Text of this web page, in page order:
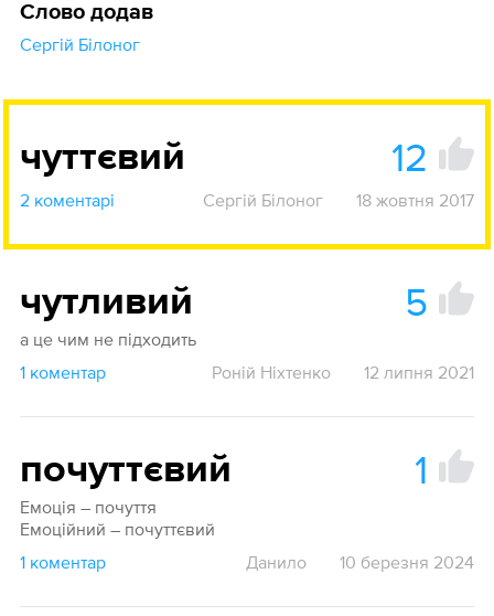
Слово додав
Сергій Білоног
чуттєвий 12
2 коментарі Сергій Білоног 18 жовтня 2017
чутливий 5
а це чим не підходить
1 коментар
Роній Ніхтенко 12 липня 2021
почуттєвий 1
Емоція – почуття
Емоційний – почуттєвий
1 коментар
Данило 10 березня 2024